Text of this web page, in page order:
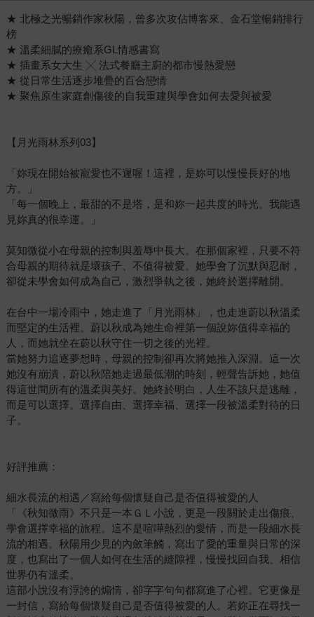
★ 北極之光暢銷作家秋陽，曾多次攻佔博客來、金石堂暢銷排行
榜
★ 溫柔細膩的療癒系GL情感書寫
★ 插畫系女大生 ╳ 法式餐廳主廚的都市慢熱愛戀
★ 從日常生活逐步堆疊的百合戀情
★ 聚焦原生家庭創傷後的自我重建與學會如何去愛與被愛
【月光雨林系列03】
「妳現在開始被寵愛也不遲喔！這裡，是妳可以慢慢長好的地
方。」
「每一個晚上，最甜的不是塔，是和妳一起共度的時光。我能遇
見妳真的很幸運。」
莫知微從小在母親的控制與羞辱中長大。在那個家裡，只要不符
合母親的期待就是壞孩子、不值得被愛。她學會了沉默與忍耐，
卻從未學會如何成為自己，激烈爭執之後，她終於選擇離開。
在台中一場冷雨中，她走進了「月光雨林」，也走進蔚以秋溫柔
而堅定的生活裡。蔚以秋成為她生命裡第一個說妳值得幸福的
人，而她就坐在蔚以秋守住一切之後的光裡。
當她努力追逐夢想時，母親的控制卻再次將她推入深淵。這一次
她沒有崩潰，蔚以秋陪她走過最低潮的時刻，輕聲告訴她，她值
得這世間所有的溫柔與美好。她終於明白，人生不該只是逃離，
而是可以選擇。選擇自由、選擇幸福、選擇一段被溫柔對待的日
子。
好評推薦：
細水長流的相遇／寫給每個懷疑自己是否值得被愛的人
「《秋知微雨》不只是一本ＧＬ小說，更是一段關於走出傷痕、
學會選擇幸福的旅程。這不是喧嘩熱烈的愛情，而是一段細水長
流的相遇。秋陽用少見的內斂筆觸，寫出了愛的重量與日常的深
度，也寫出了一個人如何在生活的縫隙裡，慢慢找回自我、相信
世界仍有溫柔。
這部小說沒有浮誇的煽情，卻字字句句都寫進了心裡。它更像是
一封信，寫給每個懷疑自己是否值得被愛的人。若妳正在尋找一